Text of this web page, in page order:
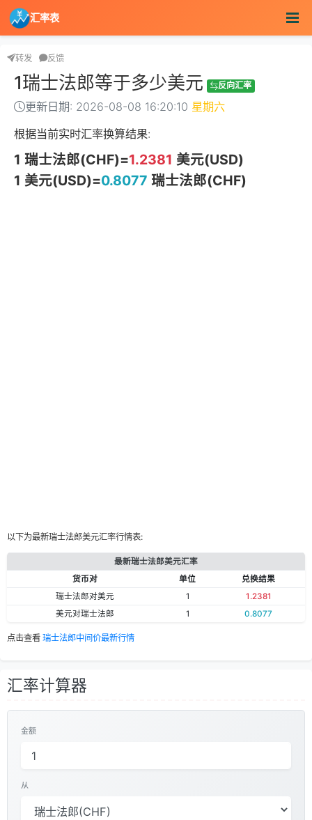
汇率表
转发 反馈
1瑞士法郎等于多少美元 反向汇率
更新日期: 2026-08-08 16:20:10 星期六
根据当前实时汇率换算结果:
1 瑞士法郎(CHF)=1.2381 美元(USD)
1 美元(USD)=0.8077 瑞士法郎(CHF)
以下为最新瑞士法郎美元汇率行情表:
最新瑞士法郎美元汇率
货币对
单位
兑换结果
瑞士法郎对美元
1
1.2381
美元对瑞士法郎
1 0.8077
点击查看 瑞士法郎中间价最新行情
汇率计算器
金额
从